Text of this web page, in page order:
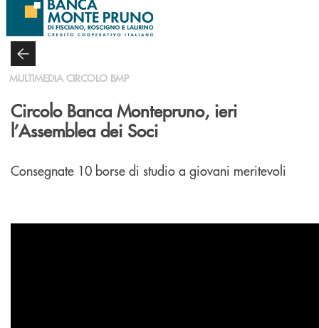
Salta al contenuto principale
MULTIMEDIA CIRCOLO BMP
Circolo Banca Montepruno, ieri
l’Assemblea dei Soci
Consegnate 10 borse di studio a giovani meritevoli